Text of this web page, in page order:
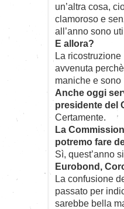
un’altra cosa,
clamoroso e
all’anno sono
E allora?
La
avvenuta
maniche e sono
Anche oggi
presidente del
Certamente.
La
potremo fare
Sì, quest’anno
Eurobond,
La confusione
passato per
sarebbe bella